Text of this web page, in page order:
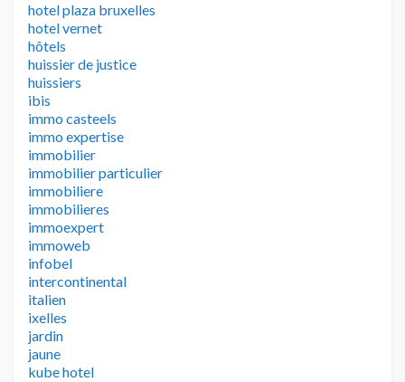
hotel plaza bruxelles
hotel vernet
hôtels
huissier de justice
huissiers
ibis
immo casteels
immo expertise
immobilier
immobilier particulier
immobiliere
immobilieres
immoexpert
immoweb
infobel
intercontinental
italien
ixelles
jardin
jaune
kube hotel